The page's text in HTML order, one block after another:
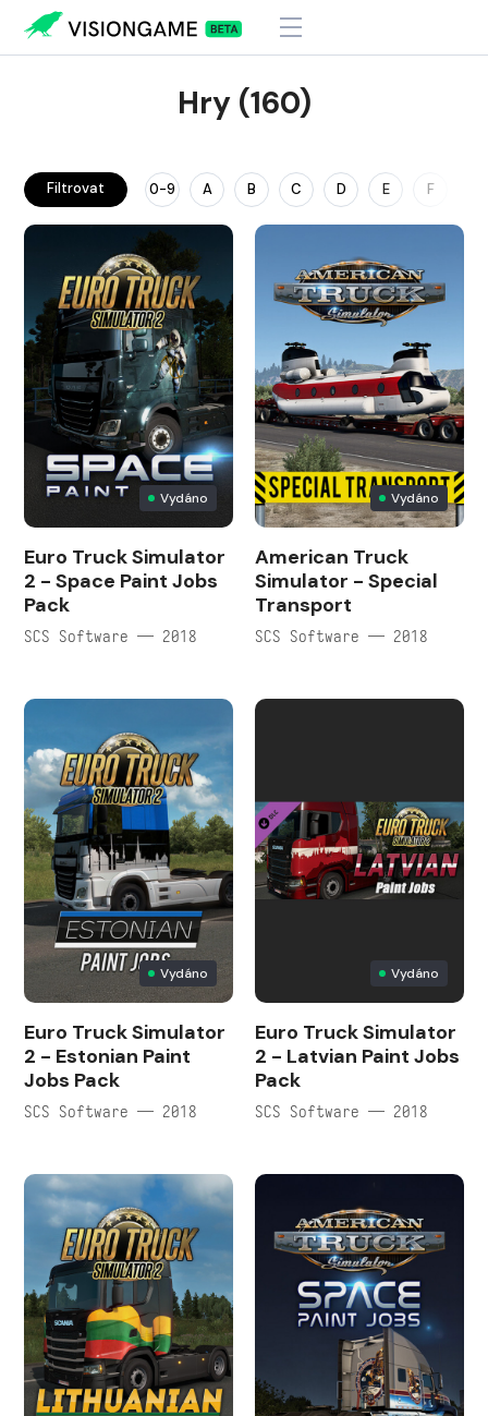
Hry (160)
Filtrovat 0-9 A B C D E F
Vydáno
Euro Truck Simulator
2 - Space Paint Jobs
Pack
SCS Software — 2018
Vydáno
American Truck
Simulator - Special
Transport
SCS Software — 2018
Vydáno
Euro Truck Simulator
2 - Estonian Paint
Jobs Pack
SCS Software — 2018
Vydáno
Euro Truck Simulator
2 - Latvian Paint Jobs
Pack
SCS Software — 2018